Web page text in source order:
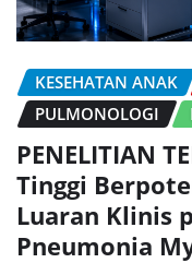
KESEHATAN ANAK
PULMONOLOGI
PENELITIAN
Tinggi
Luaran Klinis
Pneumonia